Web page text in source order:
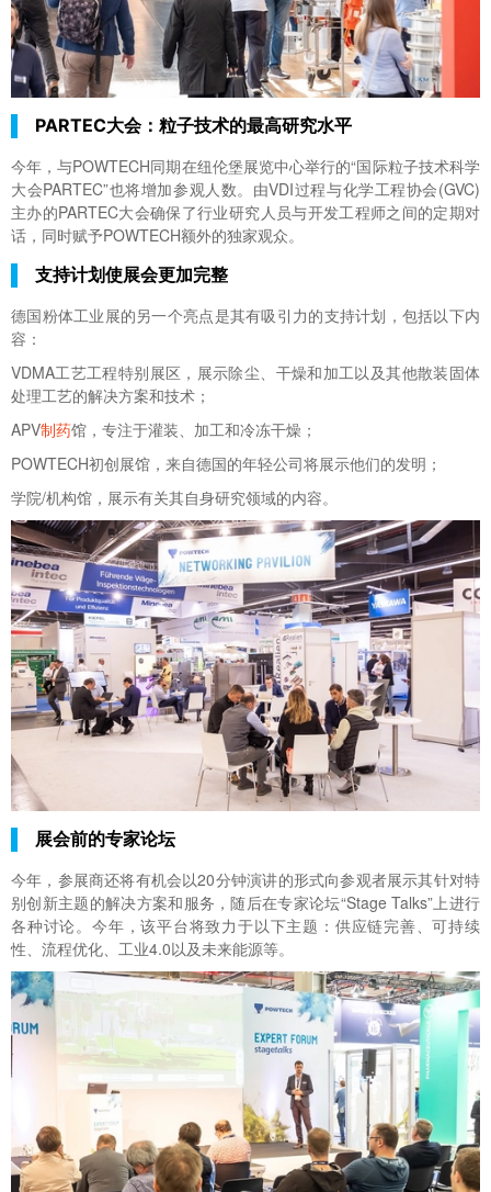
PARTEC大会：粒子技术的最高研究水平
今年，与POWTECH同期在纽伦堡展览中心举行的“国际粒子技术科学
大会PARTEC”也将增加参观人数。由VDI过程与化学工程协会(GVC)
主办的PARTEC大会确保了行业研究人员与开发工程师之间的定期对
话，同时赋予POWTECH额外的独家观众。
支持计划使展会更加完整
德国粉体工业展的另一个亮点是其有吸引力的支持计划，包括以下内
容：
VDMA工艺工程特别展区，展示除尘、干燥和加工以及其他散装固体
处理工艺的解决方案和技术；
APV制药馆，专注于灌装、加工和冷冻干燥；
POWTECH初创展馆，来自德国的年轻公司将展示他们的发明；
学院/机构馆，展示有关其自身研究领域的内容。
展会前的专家论坛
今年，参展商还将有机会以20分钟演讲的形式向参观者展示其针对特
别创新主题的解决方案和服务，随后在专家论坛“Stage Talks”上进行
各种讨论。今年，该平台将致力于以下主题：供应链完善、可持续
性、流程优化、工业4.0以及未来能源等。